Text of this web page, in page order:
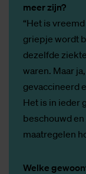
meer zijn?
“Het is
griepje wordt
dezelfde
waren. Maar
gevaccineerd
Het is in ieder
beschouwd en
maatregelen
Welke